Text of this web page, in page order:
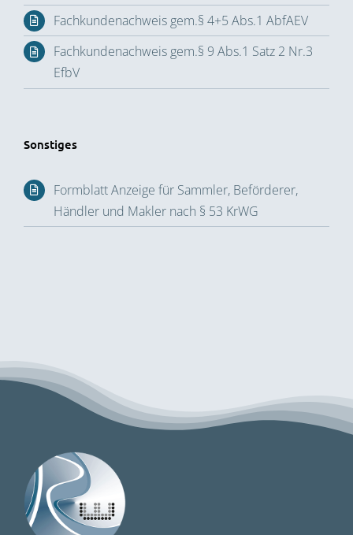
Fachkundenachweis gem.§ 4+5 Abs.1 AbfAEV
Fachkundenachweis gem.§ 9 Abs.1 Satz 2 Nr.3
EfbV
Sonstiges
Formblatt Anzeige für Sammler, Beförderer,
Händler und Makler nach § 53 KrWG